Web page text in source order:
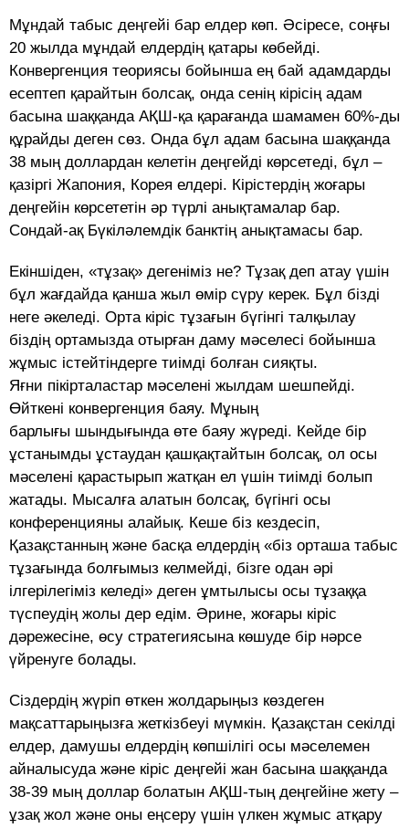
Мұндай табыс деңгейі бар елдер көп. Әсіресе, соңғы
20 жылда мұндай елдердің қатары көбейді.
Конвергенция теориясы бойынша ең бай адамдарды
есептеп қарайтын болсақ, онда сенің кірісің адам
басына шаққанда АҚШ-қа қарағанда шамамен 60%-ды
құрайды деген сөз. Онда бұл адам басына шаққанда
38 мың доллардан келетін деңгейді көрсетеді, бұл –
қазіргі Жапония, Корея елдері. Кірістердің жоғары
деңгейін көрсететін әр түрлі анықтамалар бар.
Сондай-ақ Бүкіләлемдік банктің анықтамасы бар.
Екіншіден, «тұзақ» дегеніміз не? Тұзақ деп атау үшін
бұл жағдайда қанша жыл өмір сүру керек. Бұл бізді
неге әкеледі. Орта кіріс тұзағын бүгінгі талқылау
біздің ортамызда отырған даму мәселесі бойынша
жұмыс істейтіндерге тиімді болған сияқты.
Яғни пікірталастар мәселені жылдам шешпейді.
Өйткені конвергенция баяу. Мұның
барлығы шындығында өте баяу жүреді. Кейде бір
ұстанымды ұстаудан қашқақтайтын болсақ, ол осы
мәселені қарастырып жатқан ел үшін тиімді болып
жатады. Мысалға алатын болсақ, бүгінгі осы
конференцияны алайық. Кеше біз кездесіп,
Қазақстанның және басқа елдердің «біз орташа табыс
тұзағында болғымыз келмейді, бізге одан әрі
ілгерілегіміз келеді» деген ұмтылысы осы тұзаққа
түспеудің жолы дер едім. Әрине, жоғары кіріс
дәрежесіне, өсу стратегиясына көшуде бір нәрсе
үйренуге болады.
Сіздердің жүріп өткен жолдарыңыз көздеген
мақсаттарыңызға жеткізбеуі мүмкін. Қазақстан секілді
елдер, дамушы елдердің көпшілігі осы мәселемен
айналысуда және кіріс деңгейі жан басына шаққанда
38-39 мың доллар болатын АҚШ-тың деңгейіне жету –
ұзақ жол және оны еңсеру үшін үлкен жұмыс атқару